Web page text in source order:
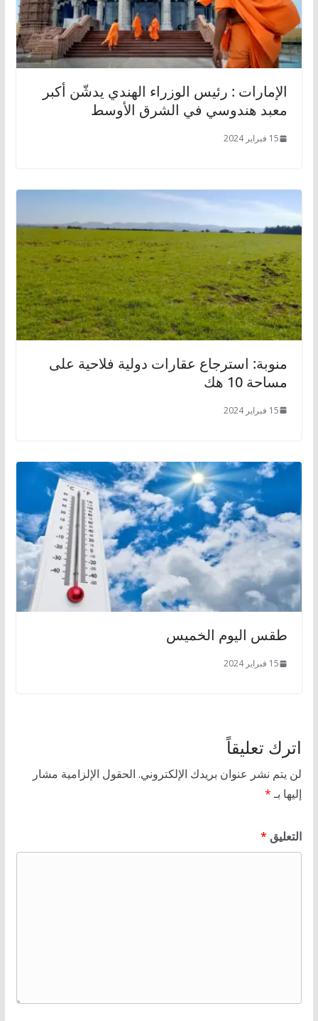
الإمارات : رئيس الوزراء الهندي يدشّن أكبر
معبد هندوسي في الشرق الأوسط
15 فبراير 2024
منوبة: استرجاع عقارات دولية فلاحية على
مساحة 10 هك
15 فبراير 2024
طقس اليوم الخميس
15 فبراير 2024
اترك تعليقاً
لن يتم نشر عنوان بريدك الإلكتروني. الحقول الإلزامية مشار
إليها بـ*
التعليق *